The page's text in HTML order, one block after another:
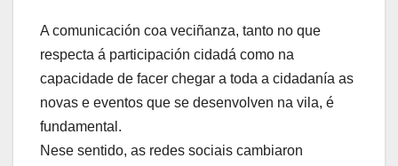
A comunicación coa veciñanza, tanto no que
respecta á participación cidadá como na
capacidade de facer chegar a toda a cidadanía as
novas e eventos que se desenvolven na vila, é
fundamental.
Nese sentido, as redes sociais cambiaron